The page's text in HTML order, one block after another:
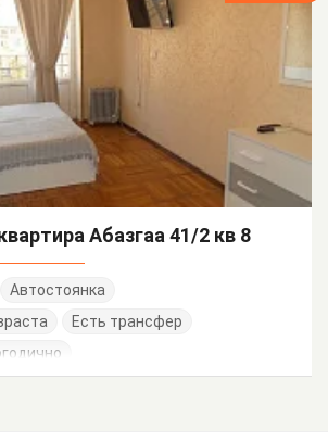
Абазгаа 41/2 кв 8
Автостоянка
Есть трансфер